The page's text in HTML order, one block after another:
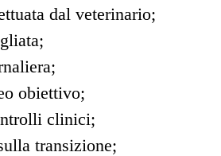
dal veterinario;
obiettivo;
clinici;
transizione;